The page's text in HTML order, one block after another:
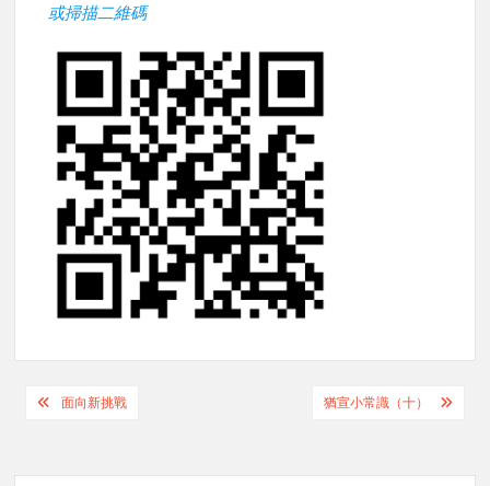
或掃描二維碼
Post面向新挑戰 猶宣小常識（十）